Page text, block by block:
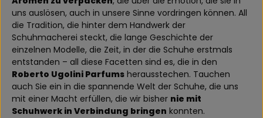
uns auslösen, auch in unsere Sinne vordringen können. All
die Tradition, die hinter dem Handwerk der
Schuhmacherei steckt, die lange Geschichte der
einzelnen Modelle, die Zeit, in der die Schuhe erstmals
entstanden – all diese Facetten sind es, die in den
Roberto Ugolini Parfums herausstechen. Tauchen
auch Sie ein in die spannende Welt der Schuhe, die uns
mit einer Macht erfüllen, die wir bisher nie mit
Schuhwerk in Verbindung bringen konnten.